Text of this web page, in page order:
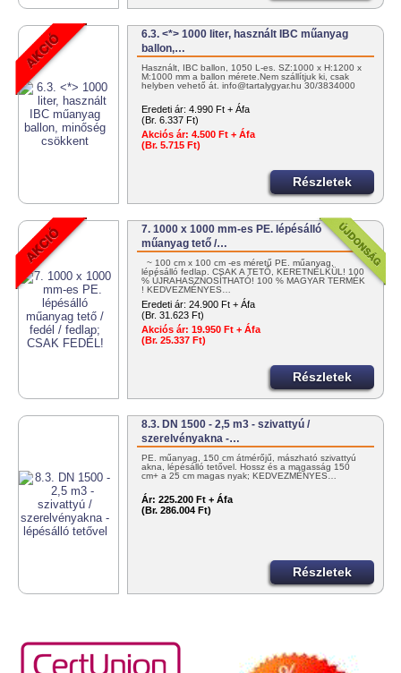
6.3. <*> 1000 liter, használt IBC műanyag
ballon,…
Használt, IBC ballon, 1050 L-es. SZ:1000 x H:1200 x
M:1000 mm a ballon mérete.Nem szállítjuk ki, csak
helyben vehető át. info@tartalygyar.hu 30/3834000
Eredeti ár: 4.990 Ft + Áfa
(Br. 6.337 Ft)
Akciós ár: 4.500 Ft + Áfa
(Br. 5.715 Ft)
Részletek
7. 1000 x 1000 mm-es PE. lépésálló
műanyag tető /…
~ 100 cm x 100 cm -es méretű PE. műanyag,
lépésálló fedlap. CSAK A TETŐ, KERETNÉLKÜL! 100
% ÚJRAHASZNOSÍTHATÓ! 100 % MAGYAR TERMÉK
! KEDVEZMÉNYES…
Eredeti ár: 24.900 Ft + Áfa
(Br. 31.623 Ft)
Akciós ár: 19.950 Ft + Áfa
(Br. 25.337 Ft)
Részletek
8.3. DN 1500 - 2,5 m3 - szivattyú /
szerelvényakna -…
PE. műanyag, 150 cm átmérőjű, mászható szivattyú
akna, lépésálló tetővel. Hossz és a magasság 150
cm+ a 25 cm magas nyak; KEDVEZMÉNYES…
Ár: 225.200 Ft + Áfa
(Br. 286.004 Ft)
Részletek